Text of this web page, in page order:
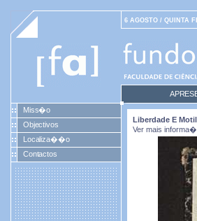
6 AGOSTO / QUINTA
Miss�o
Objectivos
Localiza��o
Contactos
Liberdade E
Ver mais